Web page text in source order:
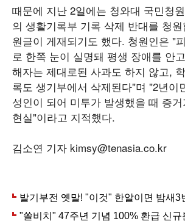
때문에 지난 2일에는 청와대 국민청
의 생활기록부 기록 삭제 반대를 청
원글이 게재되기도 했다. 청원인은 "
로 한쪽 눈이 실명돼 평생 장애를 안
해자는 제대로된 사과도 하지 않고,
록도 생기부에서 삭제된다"며 "2년이
성인이 되어 미투가 발생했을 때 증
현실"이라고 지적했다.
김소연 기자 kimsy@tenasia.co.kr